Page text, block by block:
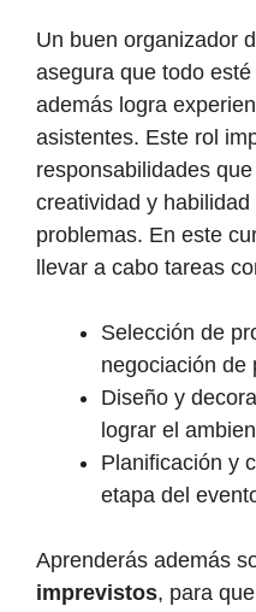
Un buen organizador
asegura que todo
además logra
asistentes. Este rol
responsabilidades
creatividad y
problemas. En este
llevar a cabo tareas
Selección de
negociación de
Diseño y
lograr el
Planificación y
etapa del
Aprenderás además
imprevistos, para